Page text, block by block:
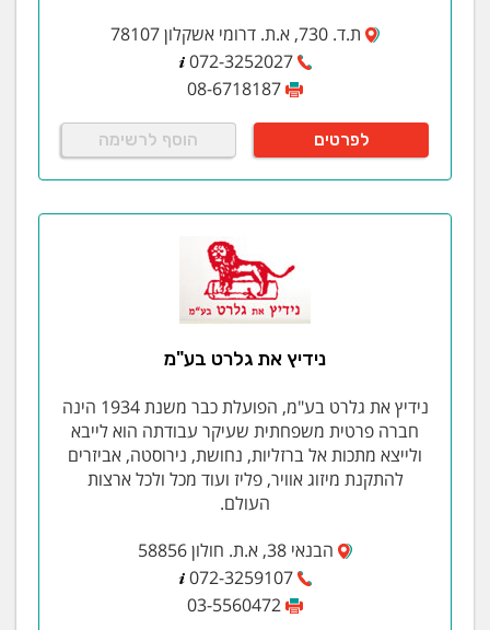
ת.ד. 730, א.ת. דרומי אשקלון 78107
072-3252027
08-6718187
לפרטים הוסף לרשימה
נידיץ את גלרט בע"מ
נידיץ את גלרט בע"מ, הפועלת כבר משנת 1934 הינה
חברה פרטית משפחתית שעיקר עבודתה הוא לייבא
ולייצא מתכות אל ברזליות, נחושת, נירוסטה, אביזרים
להתקנת מיזוג אוויר, פליז ועוד מכל ולכל ארצות
העולם.
הבנאי 38, א.ת. חולון 58856
072-3259107
03-5560472